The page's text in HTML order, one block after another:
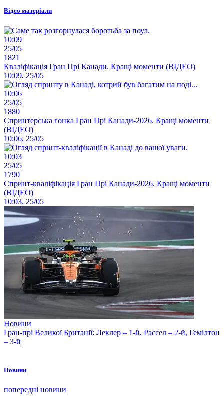
Відео матеріали
10:09
25/05
1821
Кваліфікація Гран Прі Канади. Кращі моменти (ВІДЕО)
10:09, 25/05
10:06
25/05
1880
Спринтерська гонка Гран Прі Канади-2026. Кращі моменти
(ВІДЕО)
10:06, 25/05
10:03
25/05
1790
Спринт-кваліфікація Гран Прі Канади-2026. Кращі моменти
(ВІДЕО)
10:03, 25/05
Новини
Гран-прі Великої Британії: Леклер – 1-й, Рассел – 2-й, Гемілтон
– 3-й
Новини
попередні новини